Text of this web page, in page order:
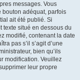
messages. Vous
bouton adéquat, parfois
ait été publié. Si
texte situé en dessous du
modifié, contenant la date
pas s’il s’agit d’une
bien qu’ils
modification. Veuillez
leur propre